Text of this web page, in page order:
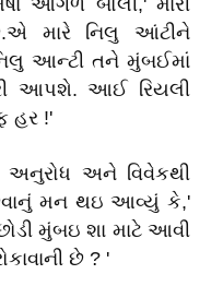
આગળ બોલી,' મારી
મારે નિલુ આંટીને
આન્ટી તને મુંબઈમાં
આપશે. આઈ રિયલી
હર !'
અનુરોધ અને વિવેકથી
મન થઇ આવ્યું કે,'
મુંબઇ શા માટે આવી
છે ? '